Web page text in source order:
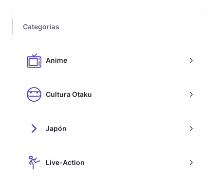
Categorías
Anime
Cultura Otaku
Japón
Live-Action